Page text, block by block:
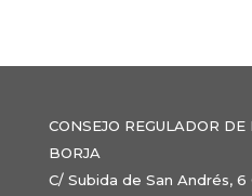
CONSEJO REGULADOR
BORJA
C/ Subida de San Andrés,